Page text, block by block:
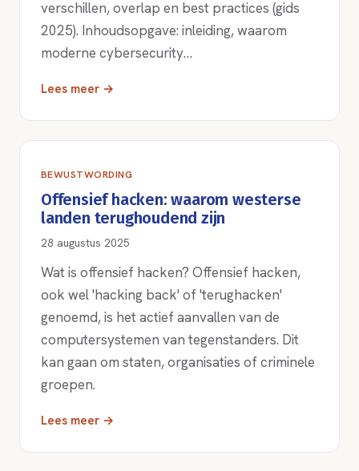
verschillen, overlap en best practices (gids
2025). Inhoudsopgave: inleiding, waarom
moderne cybersecurity…
Lees meer →
BEWUSTWORDING
Offensief hacken: waarom westerse
landen terughoudend zijn
28 augustus 2025
Wat is offensief hacken? Offensief hacken,
ook wel 'hacking back' of 'terughacken'
genoemd, is het actief aanvallen van de
computersystemen van tegenstanders. Dit
kan gaan om staten, organisaties of criminele
groepen.
Lees meer →